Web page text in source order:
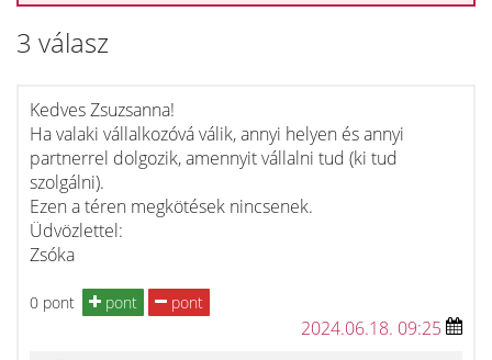
3 válasz
Kedves Zsuzsanna!
Ha valaki vállalkozóvá válik, annyi helyen és annyi
partnerrel dolgozik, amennyit vállalni tud (ki tud
szolgálni).
Ezen a téren megkötések nincsenek.
Üdvözlettel:
Zsóka
0 pont pont pont
2024.06.18. 09:25